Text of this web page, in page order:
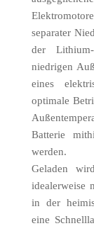
separater
der
niedrigen
eines
optimale
Batterie
werden.
Geladen
idealerweise
in der
eine